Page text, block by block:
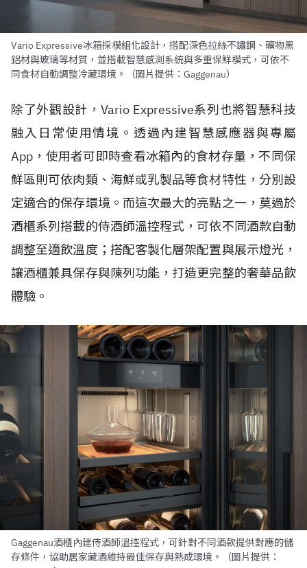
Vario Expressive冰箱採模組化設計，搭配深色拉絲不鏽鋼、礦物黑
鋁材與玻璃等材質，並搭載智慧感測系統與多重保鮮模式，可依不
同食材自動調整冷藏環境。（圖片提供：Gaggenau）
除了外觀設計，Vario Expressive系列也將智慧科技
融入日常使用情境。透過內建智慧感應器與專屬
App，使用者可即時查看冰箱內的食材存量，不同保
鮮區則可依肉類、海鮮或乳製品等食材特性，分別設
定適合的保存環境。而這次最大的亮點之一，莫過於
酒櫃系列搭載的侍酒師溫控程式，可依不同酒款自動
調整至適飲溫度；搭配客製化層架配置與展示燈光，
讓酒櫃兼具保存與陳列功能，打造更完整的奢華品飲
體驗。
Gaggenau酒櫃內建侍酒師溫控程式，可針對不同酒款提供對應的儲
存條件，協助居家藏酒維持最佳保存與熟成環境。（圖片提供：